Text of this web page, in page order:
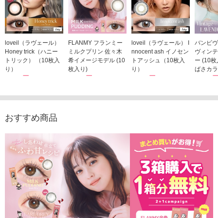
loveil（ラヴェール）
Honey trick（ハニー
トリック） （10枚入
り）
1,760円
FLANMY フランミー
ミルクプリン 佐々木
希イメージモデル (10
枚入り)
1,815円
loveil（ラヴェール） I
nnocent ash イノセン
トアッシュ（10枚入
り）
1,760円
バンビ
ヴィン
ー (10
ばさカ
1,848
おすすめ商品